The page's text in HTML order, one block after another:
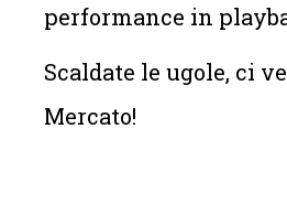
performance in
Scaldate le ugole, ci
Mercato!